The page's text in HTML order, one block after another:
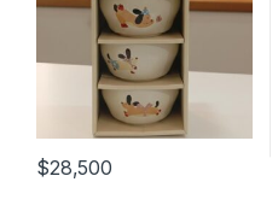
$28,500